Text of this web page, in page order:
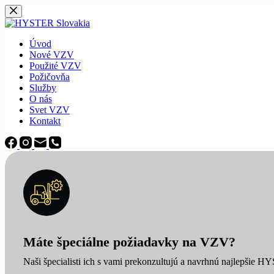
Späť
na
Úvod
Nové VZV
Použité VZV
Požičovňa
Služby
O nás
Svet VZV
Kontakt
Máte špeciálne požiadavky na VZV?
Naši špecialisti ich s vami prekonzultujú a navrhnú najlepšie